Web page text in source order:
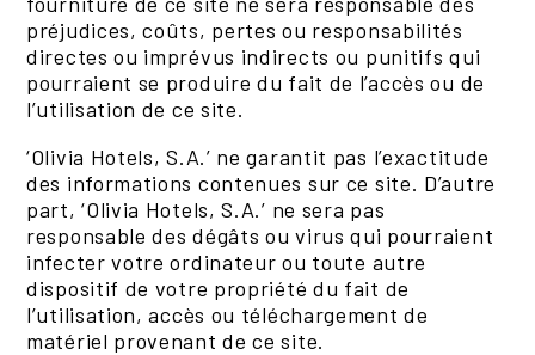
préjudices, coûts, pertes ou responsabilités
directes ou imprévus indirects ou punitifs qui
pourraient se produire du fait de l’accès ou de
l’utilisation de ce site.
‘Olivia Hotels, S.A.’ ne garantit pas l’exactitude
des informations contenues sur ce site. D’autre
part, ‘Olivia Hotels, S.A.’ ne sera pas
responsable des dégâts ou virus qui pourraient
infecter votre ordinateur ou toute autre
dispositif de votre propriété du fait de
l’utilisation, accès ou téléchargement de
matériel provenant de ce site.